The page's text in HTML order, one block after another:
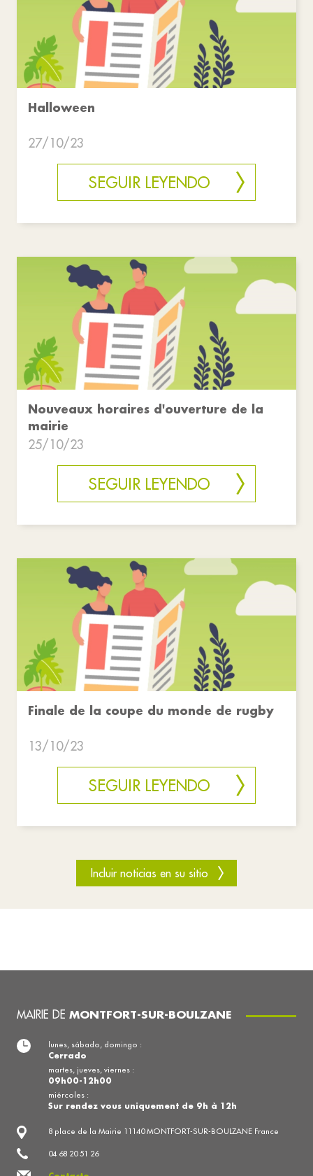
Halloween
27/10/23
SEGUIR LEYENDO
Nouveaux horaires d'ouverture de la
mairie
25/10/23
SEGUIR LEYENDO
Finale de la coupe du monde de rugby
13/10/23
SEGUIR LEYENDO
Incluir noticias en su sitio
MAIRIE DE MONTFORT-SUR-BOULZANE
8 place de la Mairie 11140 MONTFORT-SUR-BOULZANE France
04 68 20 51 26
lunes, sábado, domingo :
Cerrado
martes, jueves, viernes :
09h00-12h00
miércoles :
Sur rendez vous uniquement de 9h à 12h